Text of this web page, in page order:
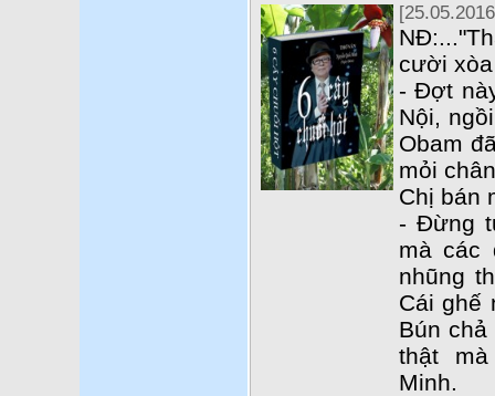
cười
- Đợt
Nội,
Obam
mỏi
Chị bán
- Đừng
mà các
nhũng
Cái ghế
Bún
thật
Minh.